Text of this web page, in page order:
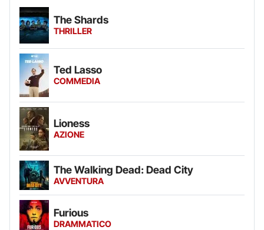
The Shards
THRILLER
Ted Lasso
COMMEDIA
Lioness
AZIONE
The Walking Dead: Dead City
AVVENTURA
Furious
DRAMMATICO